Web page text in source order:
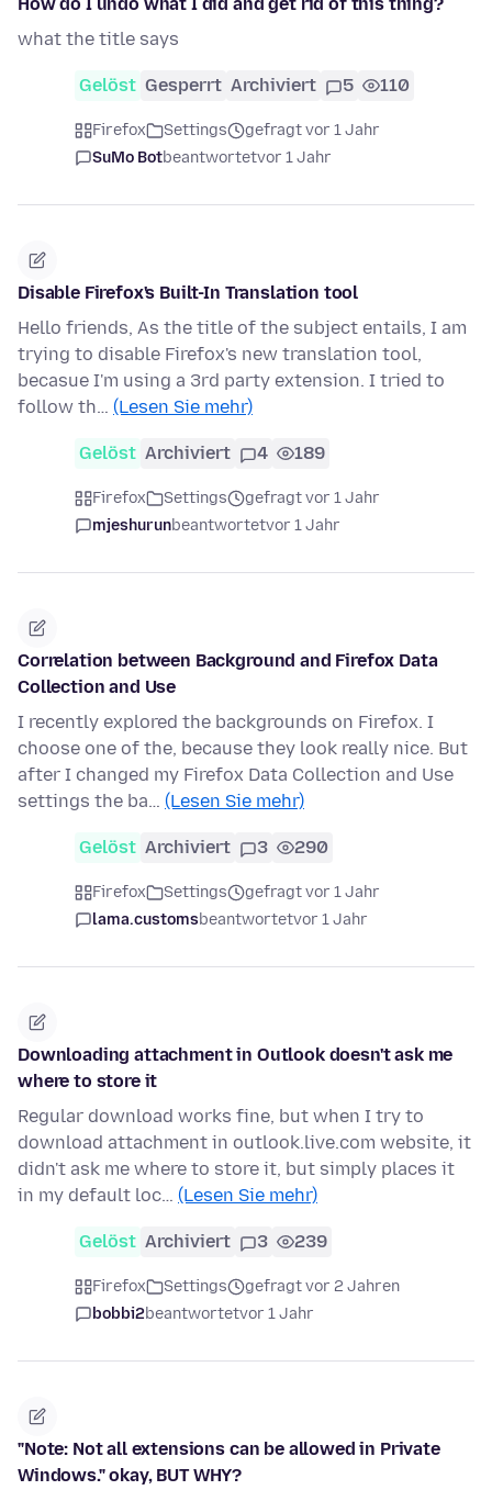
How do I undo what I did and get rid of this thing?
what the title says
Gelöst Gesperrt Archiviert 5 110
Firefox Settings
gefragt vor 1 Jahr
SuMo Botbeantwortetvor 1 Jahr
Disable Firefox's Built-In Translation tool
Hello friends, As the title of the subject entails, I am
trying to disable Firefox's new translation tool,
becasue I'm using a 3rd party extension. I tried to
follow th… (Lesen Sie mehr)
Gelöst Archiviert 4 189
Firefox Settings
gefragt vor 1 Jahr
mjeshurunbeantwortetvor 1 Jahr
Correlation between Background and Firefox Data
Collection and Use
I recently explored the backgrounds on Firefox. I
choose one of the, because they look really nice. But
after I changed my Firefox Data Collection and Use
settings the ba… (Lesen Sie mehr)
Gelöst Archiviert 3 290
Firefox Settings
gefragt vor 1 Jahr
lama.customsbeantwortetvor 1 Jahr
Downloading attachment in Outlook doesn't ask me
where to store it
Regular download works fine, but when I try to
download attachment in outlook.live.com website, it
didn't ask me where to store it, but simply places it
in my default loc… (Lesen Sie mehr)
Gelöst Archiviert 3 239
Firefox Settings
gefragt vor 2 Jahren
bobbi2beantwortetvor 1 Jahr
"Note: Not all extensions can be allowed in Private
Windows." okay, BUT WHY?